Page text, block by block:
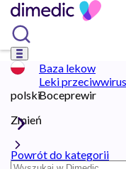
polski
Zmień
Baza lekow
Leki
Boceprewir
Powrót do kategorii